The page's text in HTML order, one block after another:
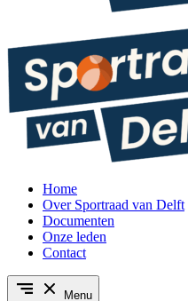
Home
Over Sportraad van Delft
Documenten
Onze leden
Contact
Menu